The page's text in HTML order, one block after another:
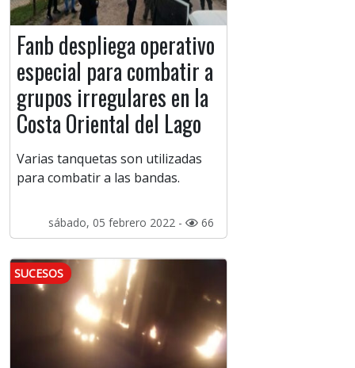
Fanb despliega operativo
especial para combatir a
grupos irregulares en la
Costa Oriental del Lago
Varias tanquetas son utilizadas
para combatir a las bandas.
sábado, 05 febrero 2022 - 66
SUCESOS